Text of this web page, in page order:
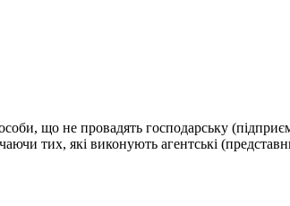
що не провадять господарську
тих, які виконують агентські